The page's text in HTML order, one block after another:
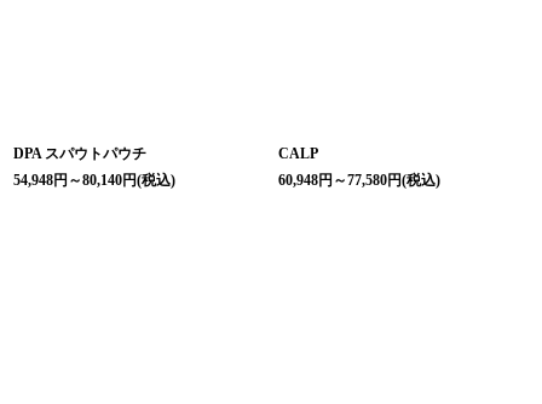
DPA スパウトパウチ
54,948円 ～80,140円(税込)
CALP
60,948円 ～77,580円(税込)